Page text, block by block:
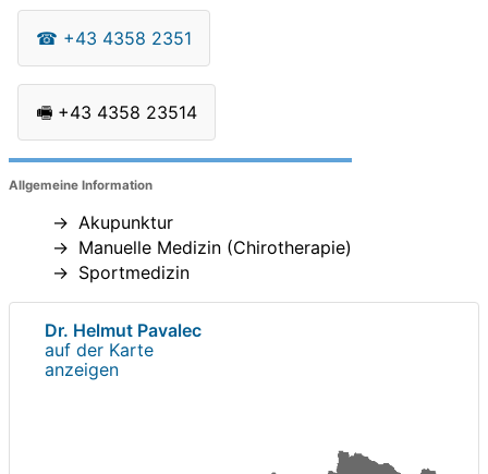
☎ +43 4358 2351
🖷 +43 4358 23514
Allgemeine Information
Akupunktur
Manuelle Medizin (Chirotherapie)
Sportmedizin
Dr. Helmut Pavalec
auf der Karte
anzeigen